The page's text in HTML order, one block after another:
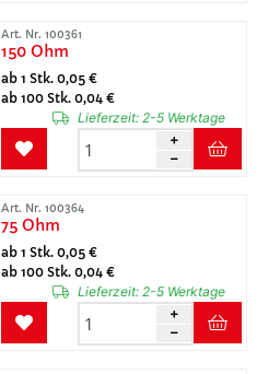
Art. Nr. 100361
150 Ohm
ab 1 Stk. 0,05 €
ab 100 Stk. 0,04 €
Lieferzeit: 2-5 Werktage
Art. Nr. 100364
75 Ohm
ab 1 Stk. 0,05 €
ab 100 Stk. 0,04 €
Lieferzeit: 2-5 Werktage